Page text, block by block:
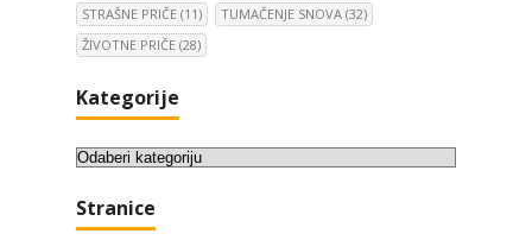
STRAŠNE PRIČE (11) TUMAČENJE SNOVA (32)
ŽIVOTNE PRIČE (28)
Kategorije
K
t
Stranice